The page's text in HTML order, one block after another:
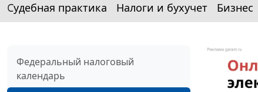
Судебная практика Налоги и бухучет Бизнес
Федеральный налоговый
календарь